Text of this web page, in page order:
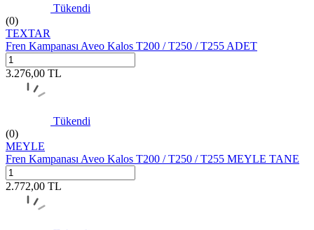
Tükendi
(0)
TEXTAR
Fren Kampanası Aveo Kalos T200 / T250 / T255 ADET
3.276,00 TL
Tükendi
(0)
MEYLE
Fren Kampanası Aveo Kalos T200 / T250 / T255 MEYLE TANE
2.772,00 TL